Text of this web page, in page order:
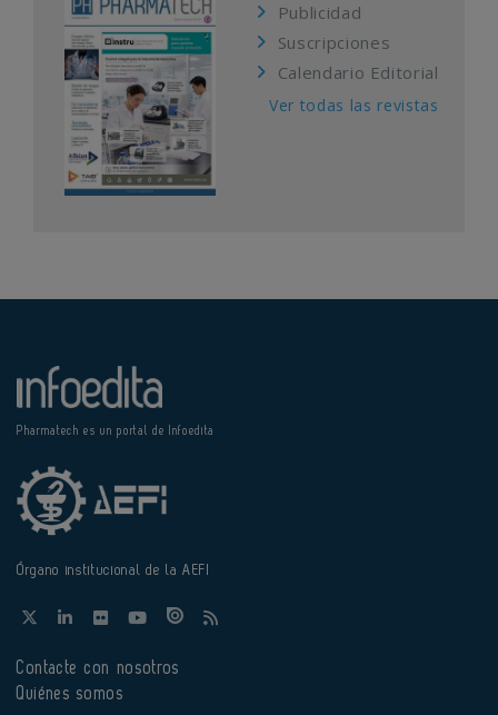
Publicidad
Suscripciones
Calendario Editorial
Ver todas las revistas
Pharmatech es un portal de Infoedita
Órgano institucional de la AEFI
Contacte con nosotros
Quiénes somos